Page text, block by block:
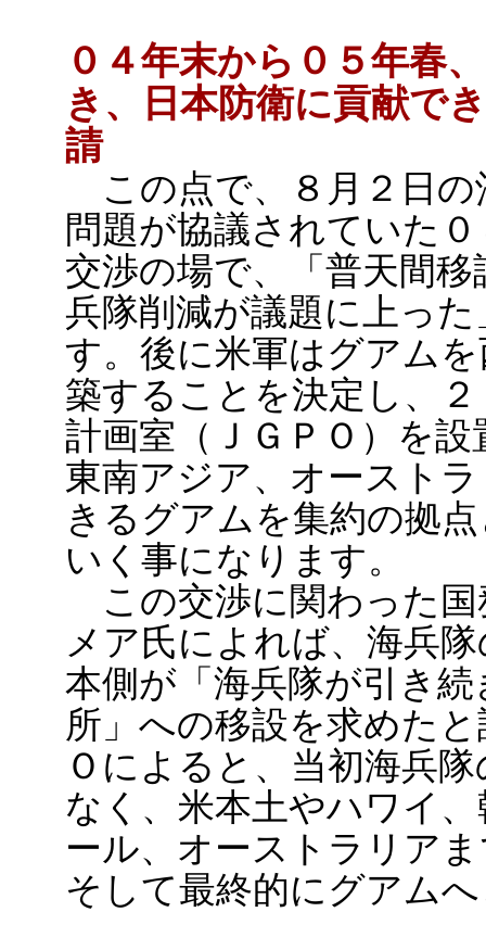
０４年末から０５年春
き、日本防衛に貢献で
請
この点で、８月２日の
問題が協議されていた
交渉の場で、「普天間
兵隊削減が議題に上っ
す。後に米軍はグアム
築することを決定し、
計画室（ＪＧＰＯ）を
東南アジア、オースト
きるグアムを集約の拠
いく事になります。
この交渉に関わった国
メア氏によれば、海兵
本側が「海兵隊が引き
所」への移設を求めた
Ｏによると、当初海兵
なく、米本土やハワイ
ール、オーストラリア
そして最終的にグアム